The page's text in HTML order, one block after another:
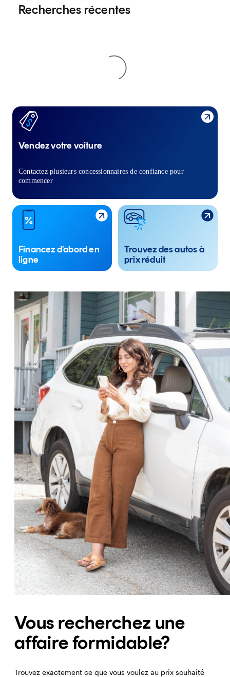
Recherches récentes
Vendez votre voiture
Contactez plusieurs concessionnaires de confiance pour
commencer
Financez d’abord en
ligne
Trouvez des autos à
prix réduit
Vous recherchez une
affaire formidable?
Trouvez exactement ce que vous voulez au prix souhaité